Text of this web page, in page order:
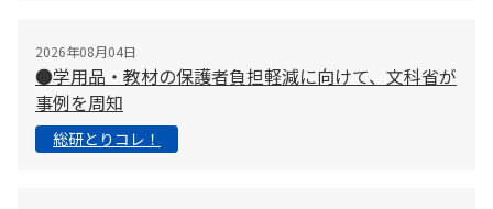
2026年08月04日
●学用品・教材の保護者負担軽減に向けて、文科省が
事例を周知
総研とりコレ！